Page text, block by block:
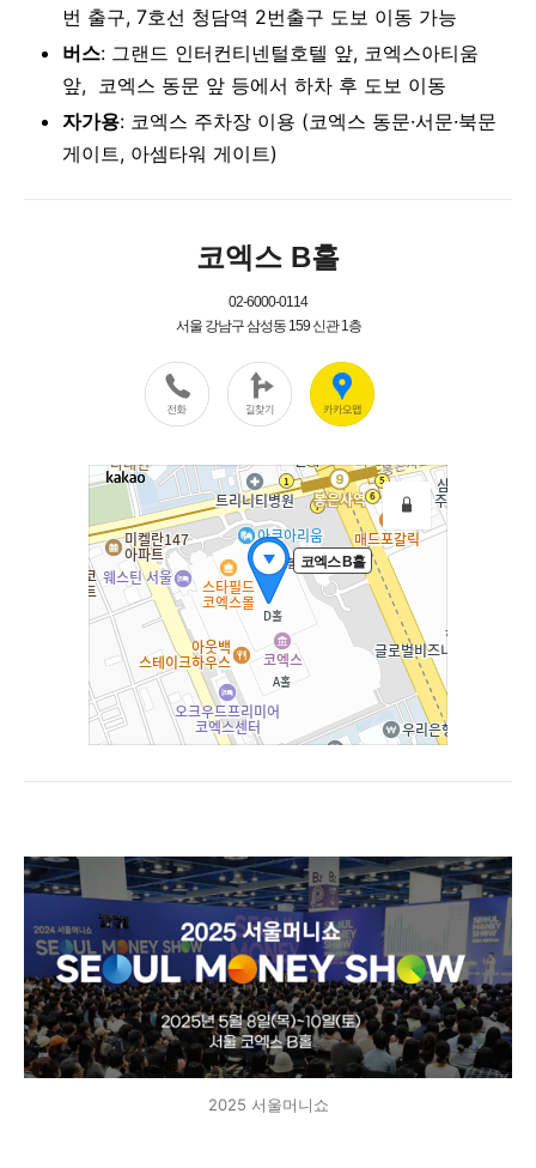
번 출구, 7호선 청담역 2번출구 도보 이동 가능
버스: 그랜드 인터컨티넨털호텔 앞, 코엑스아티움
앞, 코엑스 동문 앞 등에서 하차 후 도보 이동
자가용: 코엑스 주차장 이용 (코엑스 동문·서문·북문
게이트, 아셈타워 게이트)
2025 서울머니쇼